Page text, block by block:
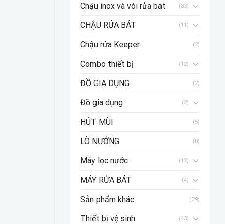
Chậu inox và vòi rửa bát (33)
CHẬU RỬA BÁT (11)
Chậu rửa Keeper (2)
Combo thiết bị (12)
ĐỒ GIA DỤNG (2)
Đồ gia dụng (2)
HÚT MÙI (5)
LÒ NƯỚNG (0)
Máy lọc nước (12)
MÁY RỬA BÁT (4)
Sản phẩm khác (29)
Thiết bị vệ sinh (43)